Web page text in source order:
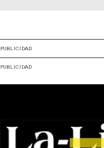
PUBLICIDAD
PUBLICIDAD